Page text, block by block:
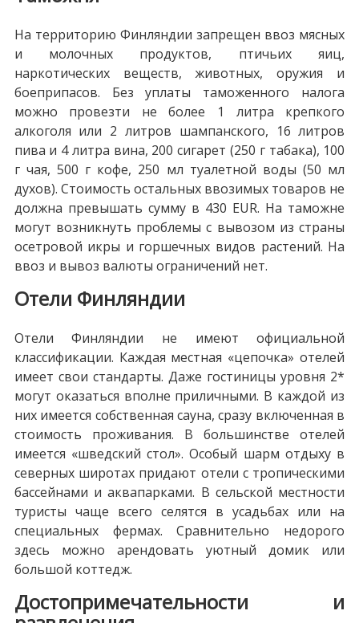
На территорию Финляндии запрещен ввоз мясных
и молочных продуктов, птичьих яиц,
наркотических веществ, животных, оружия и
боеприпасов. Без уплаты таможенного налога
можно провезти не более 1 литра крепкого
алкоголя или 2 литров шампанского, 16 литров
пива и 4 литра вина, 200 сигарет (250 г табака), 100
г чая, 500 г кофе, 250 мл туалетной воды (50 мл
духов). Стоимость остальных ввозимых товаров не
должна превышать сумму в 430 EUR. На таможне
могут возникнуть проблемы с вывозом из страны
осетровой икры и горшечных видов растений. На
ввоз и вывоз валюты ограничений нет.
Отели Финляндии
Отели Финляндии не имеют официальной
классификации. Каждая местная «цепочка» отелей
имеет свои стандарты. Даже гостиницы уровня 2*
могут оказаться вполне приличными. В каждой из
них имеется собственная сауна, сразу включенная в
стоимость проживания. В большинстве отелей
имеется «шведский стол». Особый шарм отдыху в
северных широтах придают отели с тропическими
бассейнами и аквапарками. В сельской местности
туристы чаще всего селятся в усадьбах или на
специальных фермах. Сравнительно недорого
здесь можно арендовать уютный домик или
большой коттедж.
Достопримечательности и